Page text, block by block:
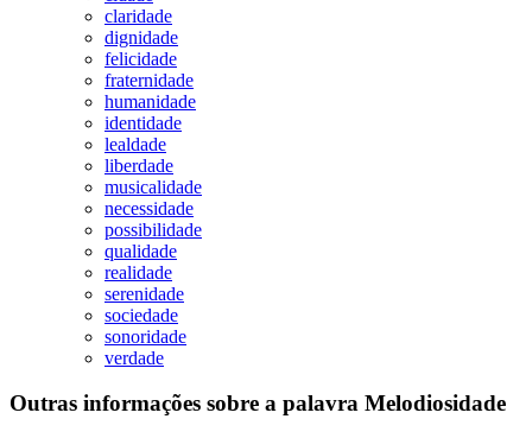
claridade
dignidade
felicidade
fraternidade
humanidade
identidade
lealdade
liberdade
musicalidade
necessidade
possibilidade
qualidade
realidade
serenidade
sociedade
sonoridade
verdade
Outras informações sobre a palavra Melodiosidade